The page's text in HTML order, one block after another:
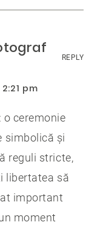
pm
REPLY
ceremonie
simbolică și
reguli stricte,
libertatea să
important
moment